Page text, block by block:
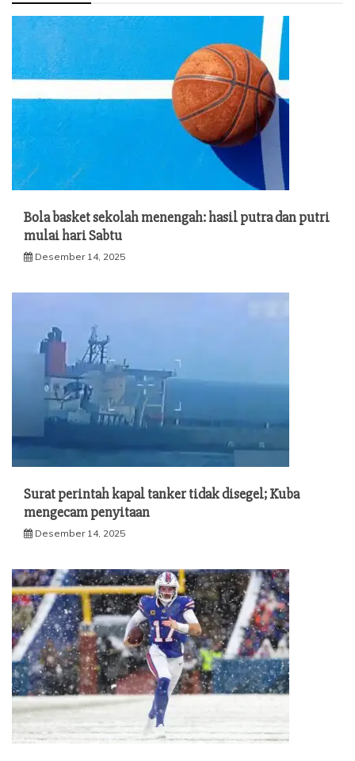
Bola basket sekolah menengah: hasil putra dan putri
mulai hari Sabtu
Desember 14, 2025
Surat perintah kapal tanker tidak disegel; Kuba
mengecam penyitaan
Desember 14, 2025